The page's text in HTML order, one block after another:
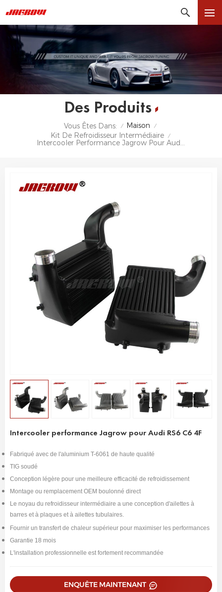
Des Produits
Vous Êtes Dans: / Maison /
Kit De Refroidisseur Intermédiaire /
Intercooler Performance Jagrow Pour Audi RS6 C6 4F
Intercooler performance Jagrow pour Audi RS6 C6 4F
Fabriqué avec de l'aluminium T-6061 de haute qualité
TIG soudé
Conception légère pour une meilleure efficacité de refroidissement
Montage ou remplacement OEM boulonné direct
Le noyau du refroidisseur intermédiaire a une conception d'ailettes à
barres et à plaques et à ailettes tubulaires.
Fournir un transfert de chaleur supérieur pour maximiser les performances
Garantie 18 mois
L'installation professionnelle est fortement recommandée
ENQUÊTE MAINTENANT